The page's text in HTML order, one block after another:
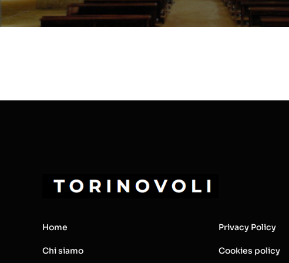
Home
Chi siamo
Privacy Policy
Cookies policy